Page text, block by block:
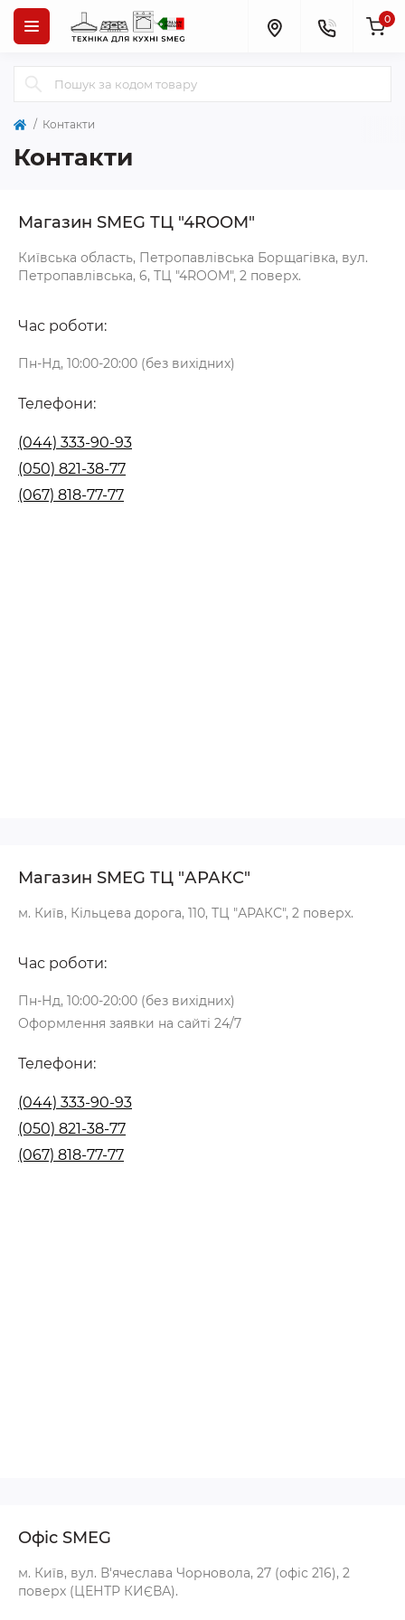
0
Контакти
Контакти
Магазин SMEG ТЦ "4ROOM"
Київська область, Петропавлівська Борщагівка, вул.
Петропавлівська, 6, ТЦ "4ROOM", 2 поверх.
Час роботи:
Пн-Нд, 10:00-20:00 (без вихідних)
Телефони:
(044) 333-90-93
(050) 821-38-77
(067) 818-77-77
Магазин SMEG ТЦ "АРАКС"
м. Київ, Кільцева дорога, 110, ТЦ "АРАКС", 2 поверх.
Час роботи:
Пн-Нд, 10:00-20:00 (без вихідних)
Оформлення заявки на сайті 24/7
Телефони:
(044) 333-90-93
(050) 821-38-77
(067) 818-77-77
Офіс SMEG
м. Київ, вул. В'ячеслава Чорновола, 27 (офіс 216), 2
поверх (ЦЕНТР КИЄВА).